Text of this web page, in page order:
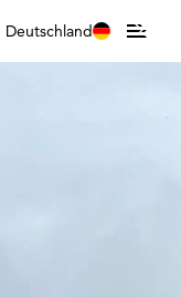
Deutschland